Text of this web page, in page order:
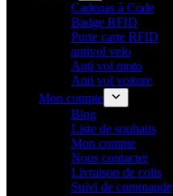
Cadenas à Code
Badge RFID
Porte carte​ RFID
antivol velo
Anti vol moto
Anti vol voiture
Mon compte
Blog
Liste de souhaits
Mon compte
Nous contacter
Livraison de colis
Suivi de commande